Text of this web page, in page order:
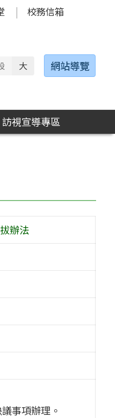
校務信箱
大 網站導覽
訪視宣導專區
辦法
事項辦理。